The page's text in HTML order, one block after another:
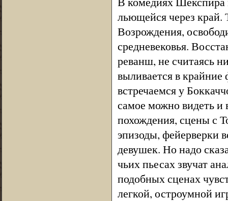
льющейся через край.
Возрождения,
средневековья.
реванш, не считаясь
выливается в
встречаемся у
самое можно видеть и
похождения, сцены с
эпизоды, фейерверки
девушек. Но надо
чьих пьесах звучат
подобных сценах
легкой, остроумной